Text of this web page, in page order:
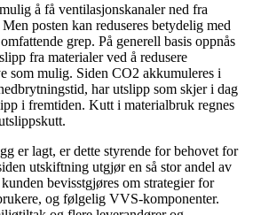
å få ventilasjonskanaler ned fra
posten kan reduseres betydelig med
grep. På generell basis oppnås
fra materialer ved å redusere
som mulig. Siden CO2 akkumuleres i
har utslipp som skjer i dag
i fremtiden. Kutt i materialbruk regnes
er lagt, er dette styrende for behovet for
utskiftning utgjør en så stor andel av
bevisstgjøres om strategier for
og følgelig VVS-komponenter.